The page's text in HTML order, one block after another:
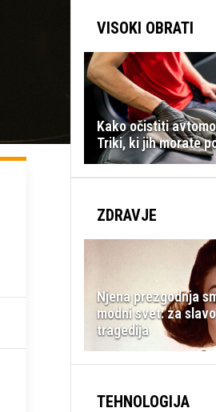
VISOKI OBRATI
Kako očistiti
Triki, ki jih morate
ZDRAVJE
Njena prezgodnja
modni svet: za
tragedija
TEHNOLOGIJA